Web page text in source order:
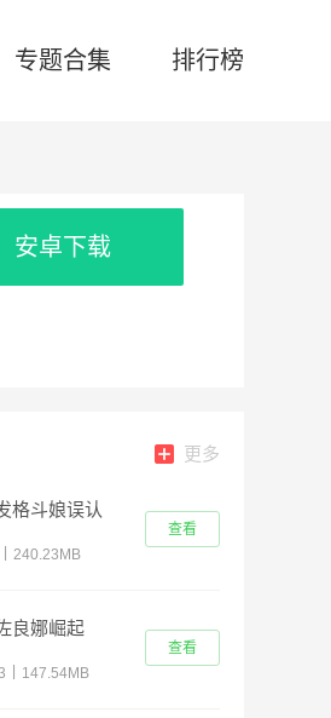
专题合集 排行榜
安卓下载
更多
格斗娘误认
240.23MB
查看
良娜崛起
147.54MB
查看